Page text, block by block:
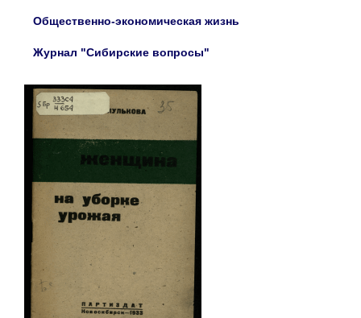
Общественно-экономическая жизнь
Журнал "Сибирские вопросы"